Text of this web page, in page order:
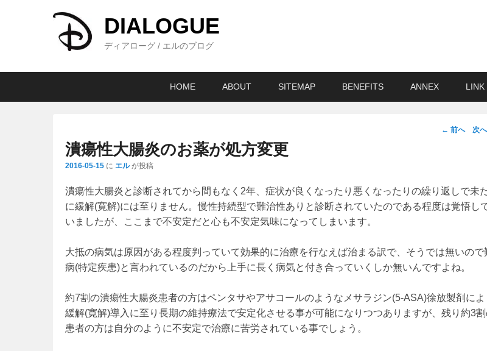
DIALOGUE
ディアローグ / エルのブログ
HOME ABOUT SITEMAP BENEFITS ANNEX LINK
投
ゲ
ー
ン
← 前へ 次へ
潰瘍性大腸炎のお薬が処方変更
2016-05-15 に エル が投稿
潰瘍性大腸炎と診断されてから間もなく2年、症状が良くなったり悪くなったりの繰り返しで未
に緩解(寛解)には至りません。慢性持続型で難治性ありと診断されていたのである程度は覚悟し
いましたが、ここまで不安定だと心も不安定気味になってしまいます。
大抵の病気は原因がある程度判っていて効果的に治療を行なえば治まる訳で、そうでは無いので
病(特定疾患)と言われているのだから上手に長く病気と付き合っていくしか無いんですよね。
約7割の潰瘍性大腸炎患者の方はペンタサやアサコールのようなメサラジン(5-ASA)徐放製剤によ
緩解(寛解)導入に至り長期の維持療法で安定化させる事が可能になりつつありますが、残り約3
患者の方は自分のように不安定で治療に苦労されている事でしょう。